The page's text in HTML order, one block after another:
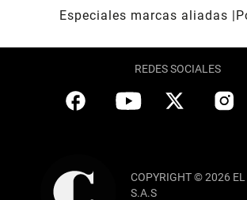
Especiales marcas aliadas
REDES SOCIALES
COPYRIGHT © 2026
S.A.S